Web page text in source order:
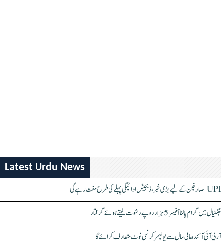
Latest Urdu News
UPI صارفین کے لیے بڑی خبر، ڈیجیٹل ادائیگی پہلے کی طرح مفت رہے گی
جگتیال میں گرام پالنا آفیسر 5 ہزار روپے رشوت لیتے ہوئے گرفتار
آر بی آئی آئندہ مالی سال سے پولیمر کرنسی نوٹ متعارف کرائے گا